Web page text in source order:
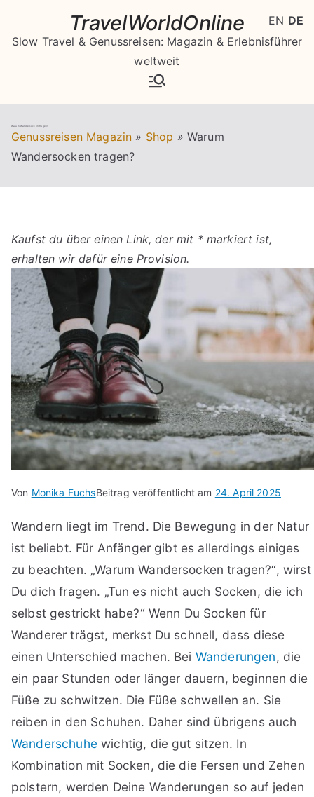
springen
TravelWorldOnline
Slow Travel & Genussreisen: Magazin & Erlebnisführer
weltweit
Warum Wandersocken tragen?
Genussreisen Magazin » Shop » Warum
Wandersocken tragen?
Kaufst du über einen Link, der mit * markiert ist,
erhalten wir dafür eine Provision.
Von Monika FuchsBeitrag veröffentlicht am 24. April 2025
Wandern liegt im Trend. Die Bewegung in der Natur
ist beliebt. Für Anfänger gibt es allerdings einiges
zu beachten. „Warum Wandersocken tragen?“, wirst
Du dich fragen. „Tun es nicht auch Socken, die ich
selbst gestrickt habe?“ Wenn Du Socken für
Wanderer trägst, merkst Du schnell, dass diese
einen Unterschied machen. Bei Wanderungen, die
ein paar Stunden oder länger dauern, beginnen die
Füße zu schwitzen. Die Füße schwellen an. Sie
reiben in den Schuhen. Daher sind übrigens auch
Wanderschuhewichtig, die gut sitzen. In
Kombination mit Socken, die die Fersen und Zehen
polstern, werden Deine Wanderungen so auf jeden
EN DE